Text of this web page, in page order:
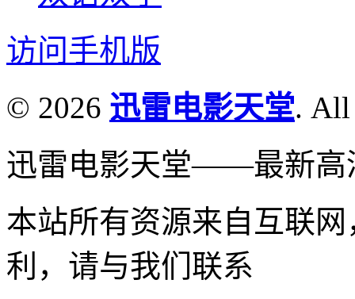
访问手机版
© 2026 迅雷电影天堂. All
迅雷电影天堂——最新高
本站所有资源来自互联
利，请与我们联系